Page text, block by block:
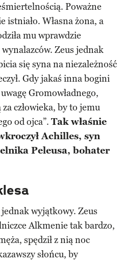
Poważne
istniało. Własna żona, a
mu wprawdzie
Zeus jednak
się syna na niezależność
Gdy jakaś inna bogini
Gromowładnego,
człowieka, by to jemu
od ojca”. Tak właśnie
Achilles, syn
Peleusa, bohater
wyjątkowy. Zeus
Alkmenie tak bardzo,
spędził z nią noc
słońcu, by